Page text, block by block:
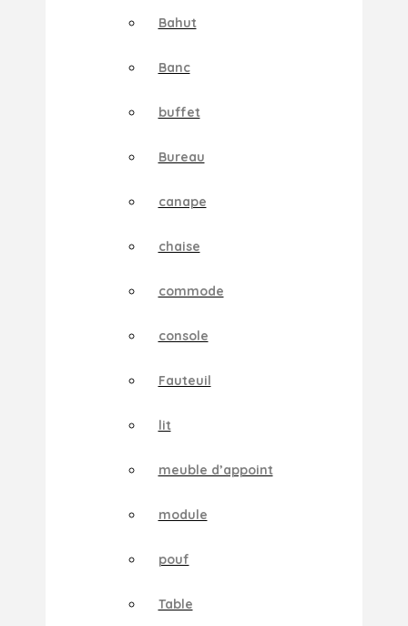
Bahut
Banc
buffet
Bureau
canape
chaise
commode
console
Fauteuil
lit
meuble d’appoint
module
pouf
Table